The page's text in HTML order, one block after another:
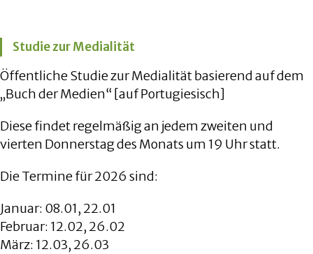
Studie zur Medialität
Öffentliche Studie zur Medialität basierend auf dem
„Buch der Medien“ [auf Portugiesisch]
Diese findet regelmäßig an jedem zweiten und
vierten Donnerstag des Monats um 19 Uhr statt.
Die Termine für 2026 sind:
Januar: 08.01, 22.01
Februar: 12.02, 26.02
März: 12.03, 26.03